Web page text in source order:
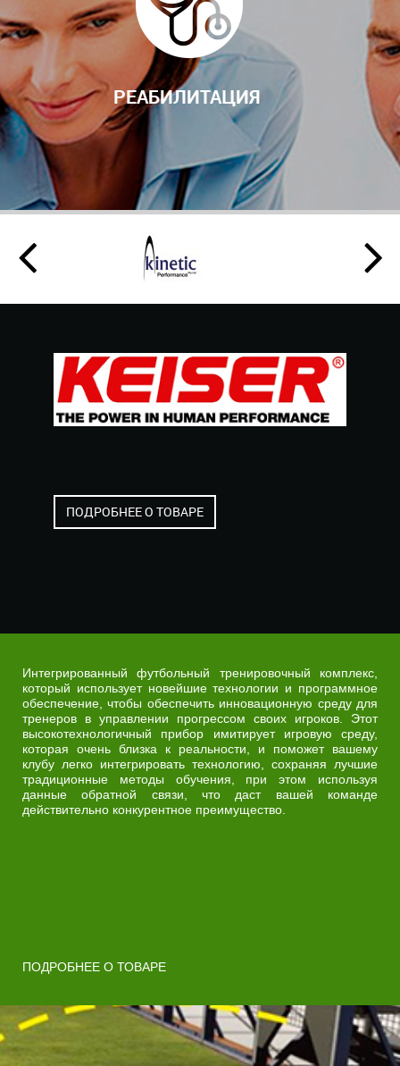
РЕАБИЛИТАЦИЯ
ПОДРОБНЕЕ О ТОВАРЕ
Интегрированный футбольный тренировочный комплекс,
который использует новейшие технологии и программное
обеспечение, чтобы обеспечить инновационную среду для
тренеров в управлении прогрессом своих игроков. Этот
высокотехнологичный прибор имитирует игровую среду,
которая очень близка к реальности, и поможет вашему
клубу легко интегрировать технологию, сохраняя лучшие
традиционные методы обучения, при этом используя
данные обратной связи, что даст вашей команде
действительно конкурентное преимущество.
ПОДРОБНЕЕ О ТОВАРЕ